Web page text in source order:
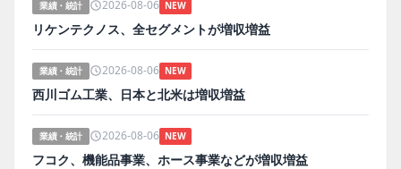
業績・統計 2026-08-06 NEW
リケンテクノス、全セグメントが増収増益
業績・統計 2026-08-06 NEW
西川ゴム工業、日本と北米は増収増益
業績・統計 2026-08-06 NEW
フコク、機能品事業、ホース事業などが増収増益